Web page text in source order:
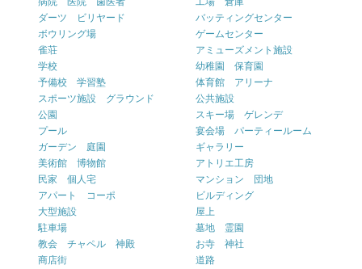
ダーツ ビリヤード
バッティングセンター
ボウリング場
ゲームセンター
雀荘
アミューズメント施設
学校
幼稚園 保育園
予備校 学習塾
体育館 アリーナ
スポーツ施設 グラウンド
公共施設
公園
スキー場 ゲレンデ
プール
宴会場 パーティールーム
ガーデン 庭園
ギャラリー
美術館 博物館
アトリエ工房
民家 個人宅
マンション 団地
アパート コーポ
ビルディング
大型施設
屋上
駐車場
墓地 霊園
教会 チャペル 神殿
お寺 神社
商店街
道路